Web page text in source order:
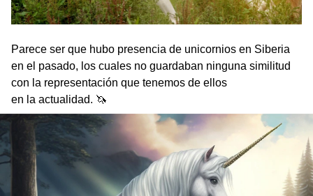
Parece ser que hubo presencia de unicornios en Siberia
en el pasado, los cuales no guardaban ninguna similitud
con la representación que tenemos de ellos
en la actualidad. 🦄